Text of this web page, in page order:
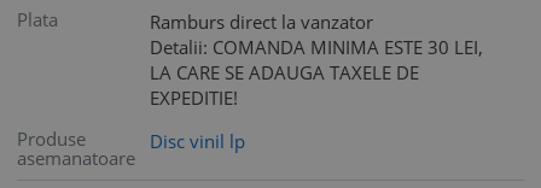
Plata
Ramburs direct la vanzator
Detalii: COMANDA MINIMA ESTE 30 LEI,
LA CARE SE ADAUGA TAXELE DE
EXPEDITIE!
Produse
asemanatoare
Disc vinil lp